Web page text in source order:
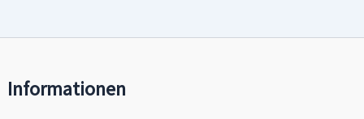
Informationen